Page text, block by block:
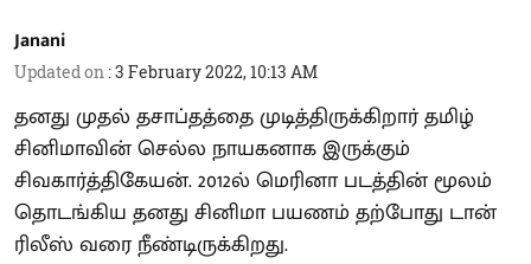
Janani
Updated on :3 February 2022, 10:13 AM
தனது முதல் தசாப்தத்தை முடித்திருக்கிறார் தமிழ்
சினிமாவின் செல்ல நாயகனாக இருக்கும்
சிவகார்த்திகேயன். 2012ல் மெரினா படத்தின் மூலம்
தொடங்கிய தனது சினிமா பயணம் தற்போது டான்
ரிலீஸ் வரை நீண்டிருக்கிறது.